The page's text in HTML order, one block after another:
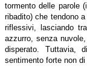
tormento delle parole
ribadito) che tendono
riflessivi, lasciando
azzurro, senza
disperato. Tuttavia,
sentimento forte non di